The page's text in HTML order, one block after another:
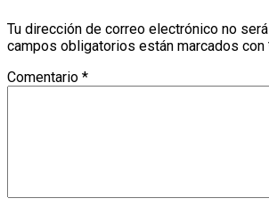
Tu dirección de correo electrónico no
campos obligatorios están marcados con
Comentario *